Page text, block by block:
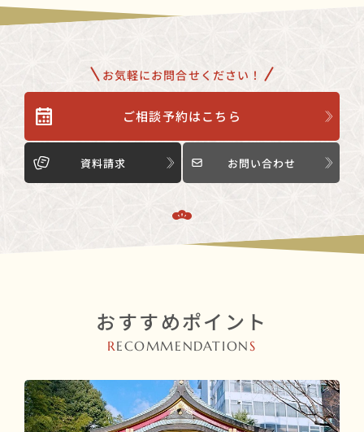
お気軽にお問合せください！
ご相談予約はこちら
資料請求 お問い合わせ
おすすめポイント
RECOMMENDATION S